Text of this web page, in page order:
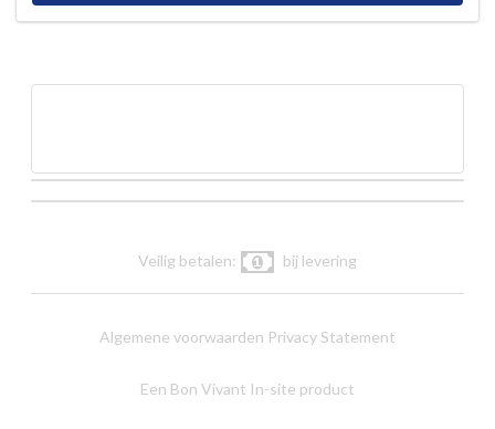
Veilig betalen: bij levering
Algemene voorwaarden Privacy Statement
Een Bon Vivant In-site product